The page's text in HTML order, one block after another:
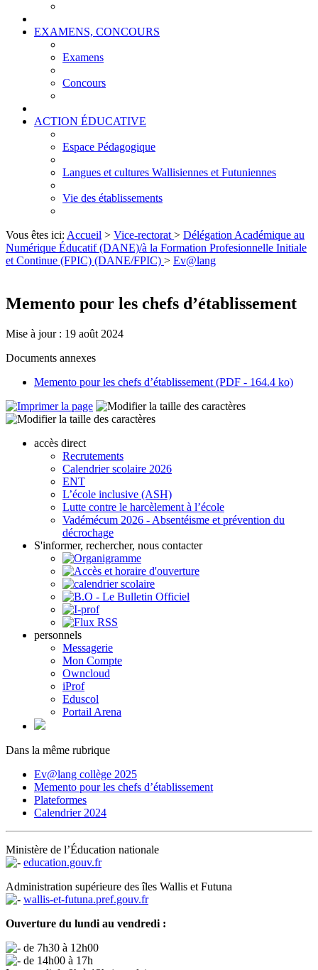
EXAMENS, CONCOURS
Examens
Concours
ACTION ÉDUCATIVE
Espace Pédagogique
Langues et cultures Wallisiennes et Futuniennes
Vie des établissements
Vous êtes ici: Accueil > Vice-rectorat > Délégation Académique au
Numérique Éducatif (DANE)/à la Formation Profesionnelle Initiale
et Continue (FPIC) (DANE/FPIC) > Ev@lang
Memento pour les chefs d’établissement
Mise à jour : 19 août 2024
Documents annexes
Memento pour les chefs d’établissement (PDF - 164.4 ko)
accès direct
Recrutements
Calendrier scolaire 2026
ENT
L’école inclusive (ASH)
Lutte contre le harcèlement à l’école
Vadémécum 2026 - Absentéisme et prévention du
décrochage
S'informer, rechercher, nous contacter
personnels
Messagerie
Mon Compte
Owncloud
iProf
Eduscol
Portail Arena
Dans la même rubrique
Ev@lang collège 2025
Memento pour les chefs d’établissement
Plateformes
Calendrier 2024
Ministère de l’Éducation nationale
education.gouv.fr
Administration supérieure des îles Wallis et Futuna
wallis-et-futuna.pref.gouv.fr
Ouverture du lundi au vendredi :
de 7h30 à 12h00
de 14h00 à 17h